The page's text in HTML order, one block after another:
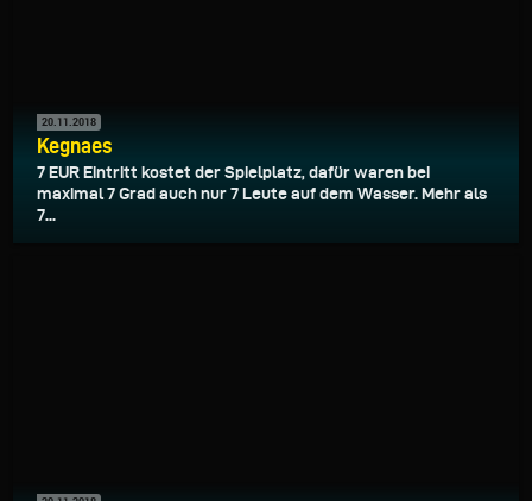
20.11.2018
Kegnaes
7 EUR Eintritt kostet der Spielplatz, dafür waren bei
maximal 7 Grad auch nur 7 Leute auf dem Wasser. Mehr als
7...